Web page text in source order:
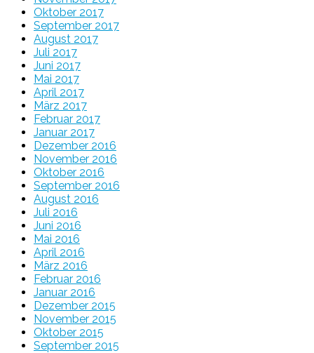
Oktober 2017
September 2017
August 2017
Juli 2017
Juni 2017
Mai 2017
April 2017
März 2017
Februar 2017
Januar 2017
Dezember 2016
November 2016
Oktober 2016
September 2016
August 2016
Juli 2016
Juni 2016
Mai 2016
April 2016
März 2016
Februar 2016
Januar 2016
Dezember 2015
November 2015
Oktober 2015
September 2015